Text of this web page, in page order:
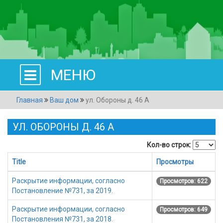
МЕНЮ
Главная Ваш дом ул. Обороны д. 46 А
УЛ. ОБОРОНЫ Д. 46 А
Кол-во строк:
Title Просмотры
Раскрытие информации, согласно
Постановление №731, за 2019.
Просмотров: 622
Раскрытие информации, согласно
Постановления №731, за 2018.
Просмотров: 649